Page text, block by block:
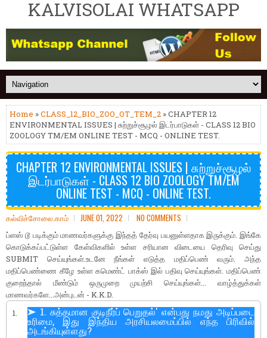
KALVISOLAI WHATSAPP
Home »CLASS_12_BIO_ZOO_OT_TEM_2 » CHAPTER 12
ENVIRONMENTAL ISSUES | சுற்றுச்சூழல் இடர்பாடுகள் - CLASS 12 BIO
ZOOLOGY TM/EM ONLINE TEST - MCQ - ONLINE TEST.
CHAPTER 12 ENVIRONMENTAL ISSUES | சுற்றுச்சூழல்
இடர்பாடுகள் - CLASS 12 BIO ZOOLOGY TM/EM
ONLINE TEST - MCQ - ONLINE TEST.
கல்விச்சோலை.காம் JUNE 01, 2022 NO COMMENTS
ப்ளஸ் டூ படிக்கும் மாணவர்களுக்கு இந்தத் தேர்வு பயனுள்ளதாக இருக்கும். இங்கே
கொடுக்கப்பட்டுள்ள கேள்விகளில் உள்ள சரியான விடையை தெரிவு செய்து
SUBMIT செய்யுங்கள்.உடனே நீங்கள் எடுத்த மதிப்பெண் வரும். அந்த
மதிப்பெண்ணை கீழே உள்ள கமெண்ட் பாக்ஸ் இல் பதிவு செய்யுங்கள். மதிப்பெண்
குறைந்தால் மீண்டும் ஒருமுறை முயற்சி செய்யுங்கள்... வாழ்த்துக்கள்
மாணவர்களே...அன்புடன் - K.K.D.
1.
➤ 1. சுத்தமான குடிநீர்ப் பெறுதல்' என்பது நமது அடிப்படை
உரிமை, இது இந்திய அரசியலமைப்பில் எந்த பிரிவில்
அடங்கியுள்ளது?